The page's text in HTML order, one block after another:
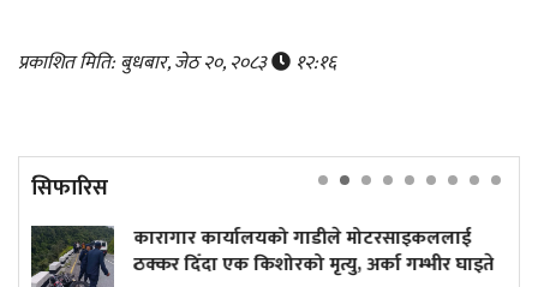
प्रकाशित मिति: बुधबार, जेठ २०, २०८३ १२:१६
सिफारिस
गम्भीर घाइते
दुर्घटनाले डुबेको व्यवसाय, ब्युँताए
कमाइले